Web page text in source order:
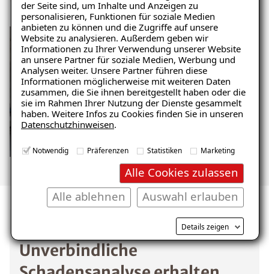
der Seite sind, um Inhalte und Anzeigen zu
personalisieren, Funktionen für soziale Medien
anbieten zu können und die Zugriffe auf unsere
Website zu analysieren. Außerdem geben wir
Informationen zu Ihrer Verwendung unserer Website
an unsere Partner für soziale Medien, Werbung und
Analysen weiter. Unsere Partner führen diese
Informationen möglicherweise mit weiteren Daten
zusammen, die Sie ihnen bereitgestellt haben oder die
sie im Rahmen Ihrer Nutzung der Dienste gesammelt
haben. Weitere Infos zu Cookies finden Sie in unseren
Datenschutzhinweisen.
Notwendig Präferenzen Statistiken Marketing
Alle Cookies zulassen
Auswahl erlauben
Alle ablehnen
Details zeigen
Unverbindliche
Ratgeber „Sofort-Tipps gegen
Feuchtigkeit“
– jetzt kostenlos
herunterladen!
E-Mail eingeben
Kostenlosen Ratgeber anfordern
Voraussetzung für den Erhalt des kostenfreien